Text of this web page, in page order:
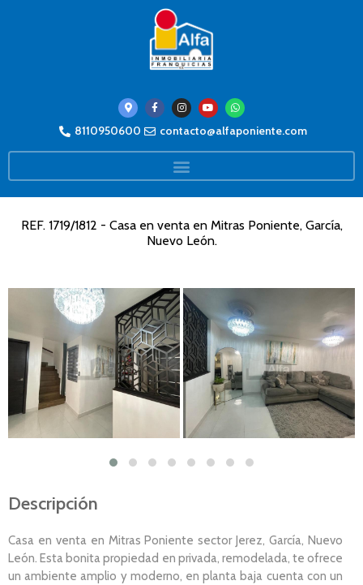
8110950600 contacto@alfaponiente.com
REF. 1719/1812 - Casa en venta en Mitras Poniente, García,
Nuevo León.
Descripción
Casa en venta en Mitras Poniente sector Jerez, García, Nuevo
León. Esta bonita propiedad en privada, remodelada, te ofrece
un ambiente amplio y moderno, en planta baja cuenta con un